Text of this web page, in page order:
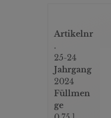
Artikelnr
.
25-24
Jahrgang
2024
Füllmen
ge